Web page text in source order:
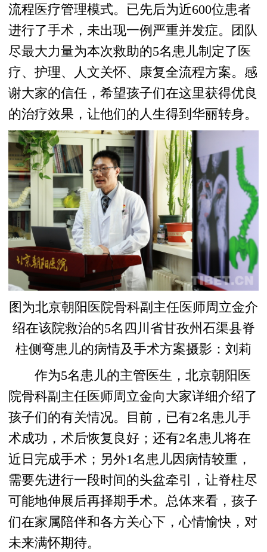
流程医疗管理模式。已先后为近600位患者
进行了手术，未出现一例严重并发症。团队
尽最大力量为本次救助的5名患儿制定了医
疗、护理、人文关怀、康复全流程方案。感
谢大家的信任，希望孩子们在这里获得优良
的治疗效果，让他们的人生得到华丽转身。
图为北京朝阳医院骨科副主任医师周立金介
绍在该院救治的5名四川省甘孜州石渠县脊
柱侧弯患儿的病情及手术方案摄影：刘莉
作为5名患儿的主管医生，北京朝阳医
院骨科副主任医师周立金向大家详细介绍了
孩子们的有关情况。目前，已有2名患儿手
术成功，术后恢复良好；还有2名患儿将在
近日完成手术；另外1名患儿因病情较重，
需要先进行一段时间的头盆牵引，让脊柱尽
可能地伸展后再择期手术。总体来看，孩子
们在家属陪伴和各方关心下，心情愉快，对
未来满怀期待。